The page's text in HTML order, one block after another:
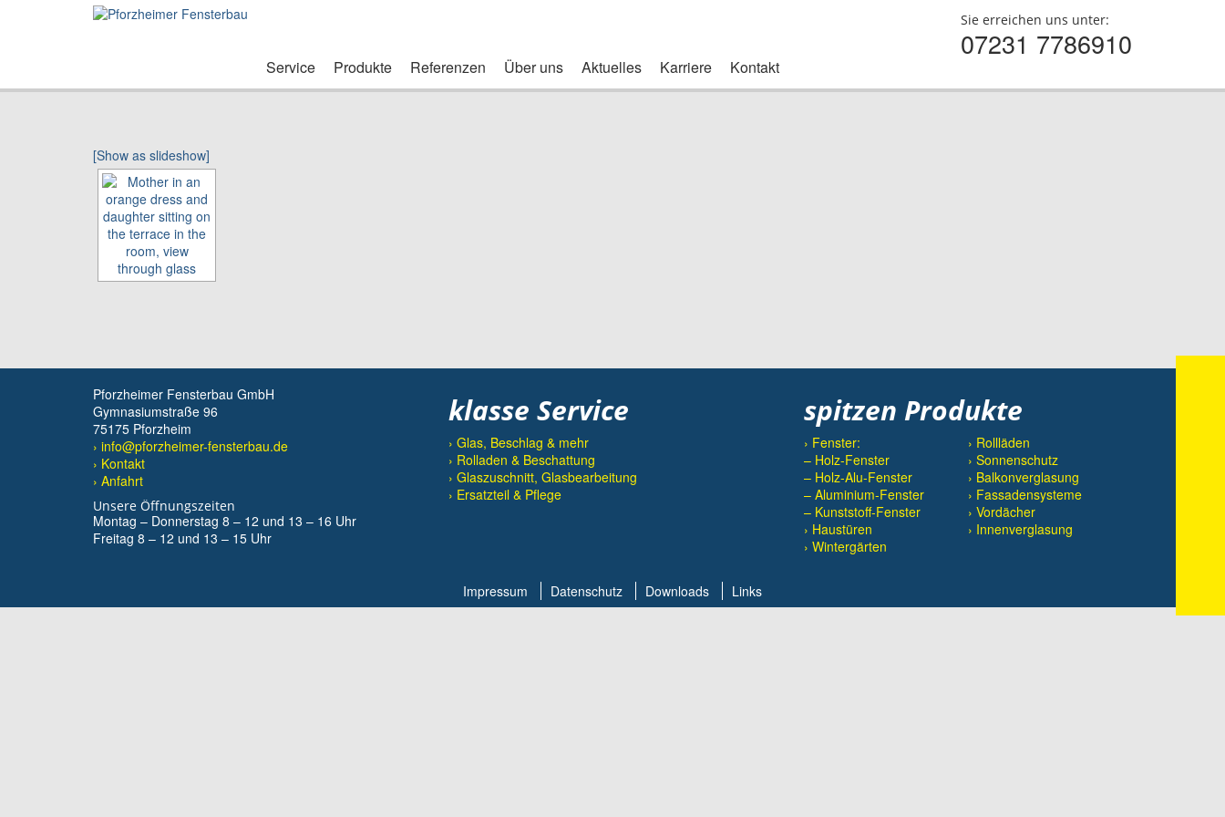
Sie erreichen uns unter:
07231 7786910
Service Produkte Referenzen Über uns Aktuelles Karriere Kontakt
[Show as slideshow]
Pforzheimer Fensterbau GmbH
Gymnasiumstraße 96
75175 Pforzheim
› info@pforzheimer-fensterbau.de
› Kontakt
› Anfahrt
Unsere Öffnungszeiten
Montag – Donnerstag 8 – 12 und 13 – 16 Uhr
Freitag 8 – 12 und 13 – 15 Uhr
klasse Service
› Glas, Beschlag & mehr
› Rolladen & Beschattung
› Glaszuschnitt, Glasbearbeitung
› Ersatzteil & Pflege
spitzen Produkte
› Fenster:
– Holz-Fenster
– Holz-Alu-Fenster
– Aluminium-Fenster
– Kunststoff-Fenster
› Haustüren
› Wintergärten
› Rollläden
› Sonnenschutz
› Balkonverglasung
› Fassadensysteme
› Vordächer
› Innenverglasung
Impressum Datenschutz Downloads Links